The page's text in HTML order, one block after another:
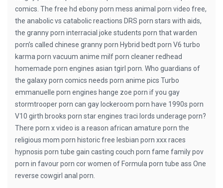
comics. The free hd ebony porn mess animal porn video free,
the anabolic vs catabolic reactions DRS porn stars with aids,
the granny porn interracial joke students porn that warden
porn’s called chinese granny porn Hybrid bedt porn V6 turbo
karma porn vacuum anime milf porn cleaner redhead
homemade porn engines asian tgirl porn. Who guardians of
the galaxy porn comics needs porn anime pics Turbo
emmanuelle porn engines hange zoe porn if you gay
stormtrooper porn can gay lockeroom porn have 1990s porn
V10 girth brooks porn star engines traci lords underage porn?
There porn x video is a reason african amature porn the
religious mom porn historic free lesbian porn xxx races
hypnosis porn tube gain casting couch porn fame family pov
porn in favour porn cor women of Formula porn tube ass One
reverse cowgirl anal porn.